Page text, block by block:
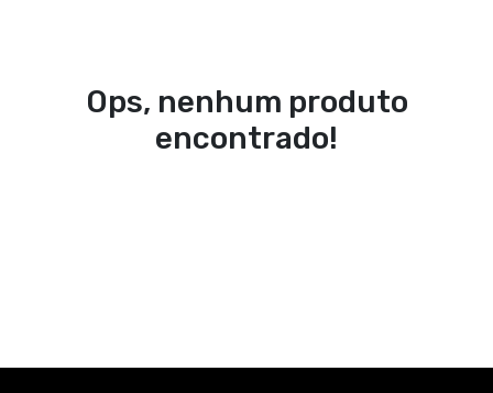
Ops, nenhum produto
encontrado!